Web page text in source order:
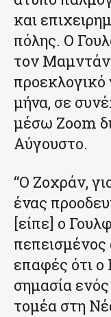
και
πόλης. Ο
τον
προεκλογικό
μήνα, σε
μέσω Zoom
Αύγουστο.
“Ο Ζοχράν,
ένας
[είπε] ο
πεπεισμένος
επαφές ότι
σημασία
τομέα στη